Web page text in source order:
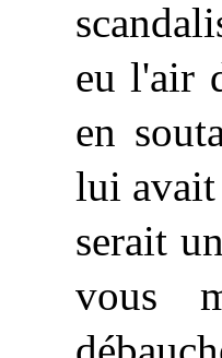
eul'air
en
lui avait
serait
vous